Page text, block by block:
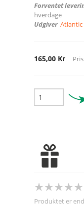
Forventet
hverdage
Udgiver Atlantic
165,00 Kr
Produktet er